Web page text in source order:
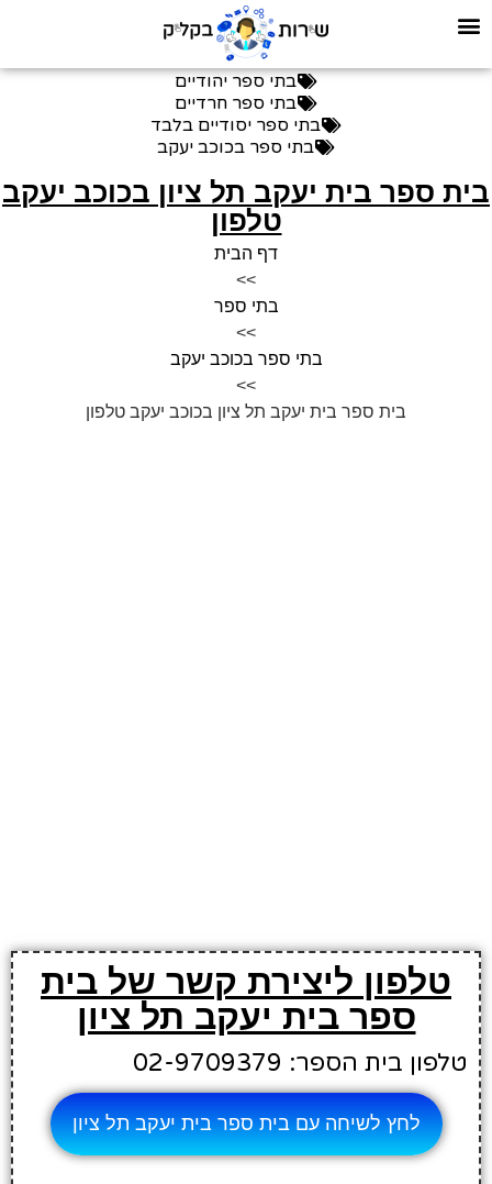
בתי ספר יהודיים
בתי ספר חרדיים
בתי ספר יסודיים בלבד
בתי ספר בכוכב יעקב
ספר בית יעקב תל ציון בכוכב יעקב
טלפון
דף הבית
>>
בתי ספר
>>
בתי ספר בכוכב יעקב
>>
בית ספר בית יעקב תל ציון בכוכב יעקב טלפון
טלפון ליצירת קשר של בית
ספר בית יעקב תל ציון
טלפון בית הספר: 02-9709379
לחץ לשיחה עם בית ספר בית יעקב תל ציון